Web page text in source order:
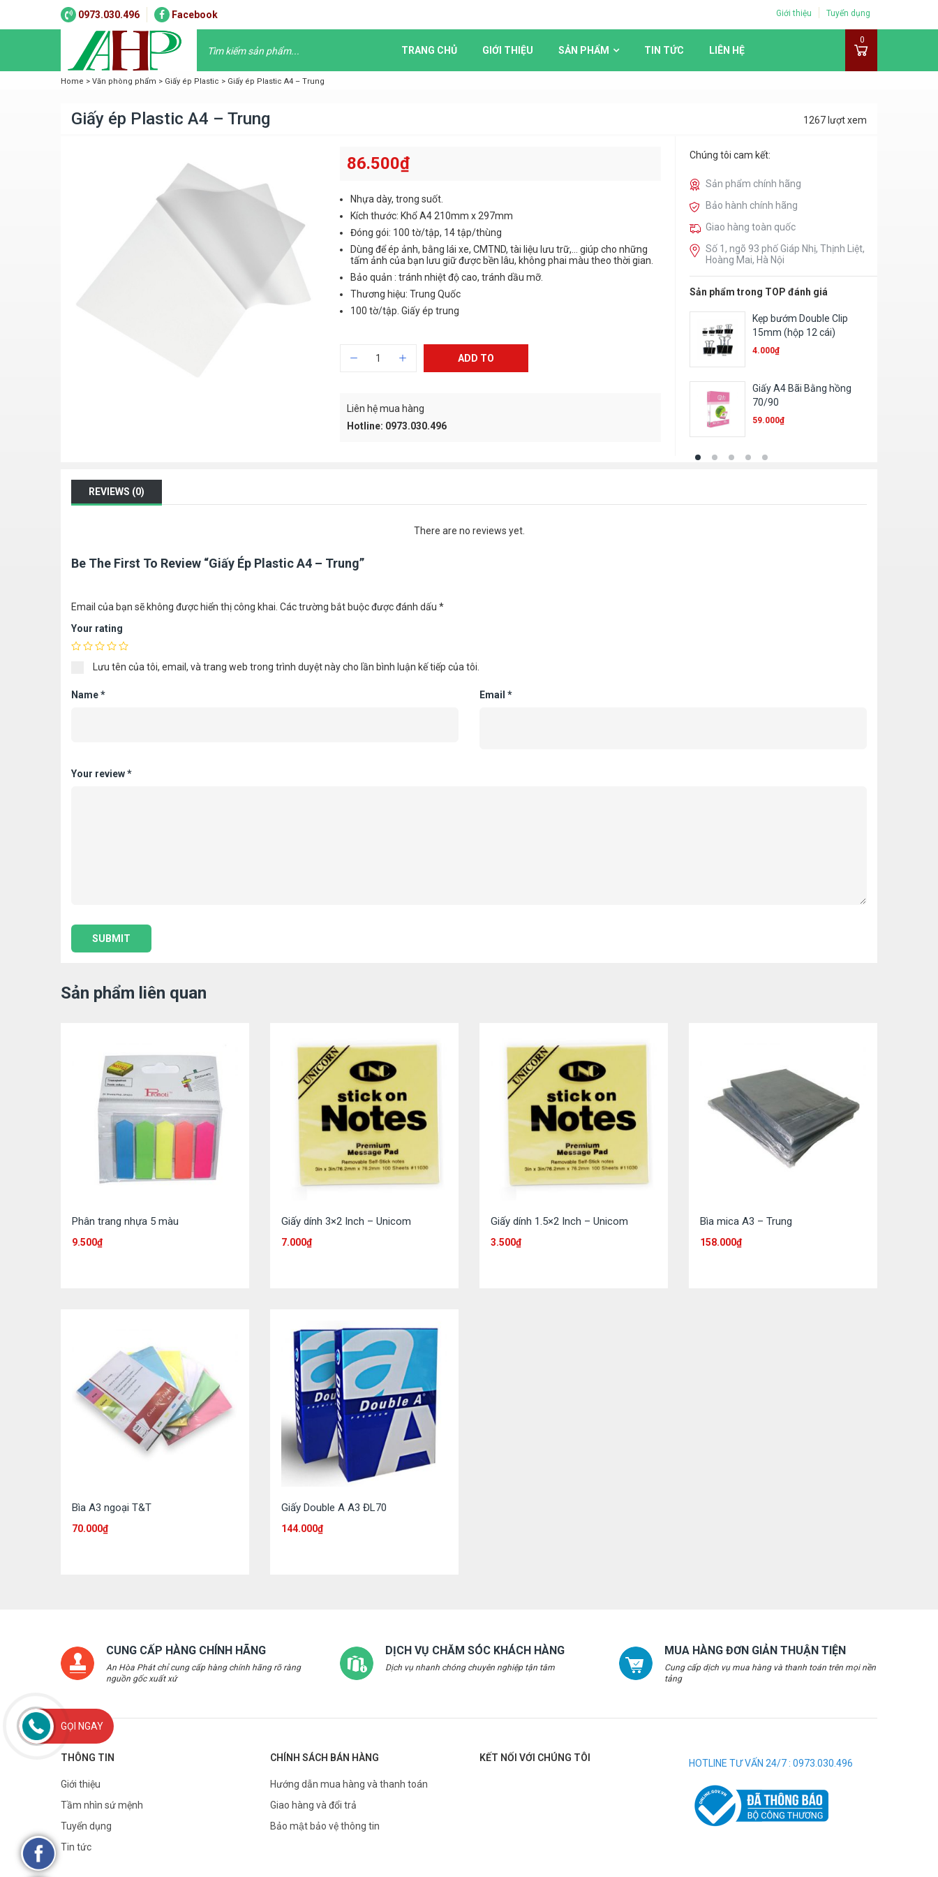
0973.030.496 Facebook Giới thiệu Tuyển dụng
TRANG CHỦ GIỚI THIỆU SẢN PHẨM TIN TỨC LIÊN HỆ
0
Home > Văn phòng phẩm > Giấy ép Plastic > Giấy ép Plastic A4 – Trung
Giấy ép Plastic A4 – Trung 1267 lượt xem
86.500₫
Nhựa dày, trong suốt.
Kích thước: Khổ A4 210mm x 297mm
Đóng gói: 100 tờ/tập, 14 tập/thùng
Dùng để ép ảnh, bằng lái xe, CMTND, tài liệu lưu trữ,… giúp cho những
tấm ảnh của bạn lưu giữ được bền lâu, không phai màu theo thời gian.
Bảo quản : tránh nhiệt độ cao, tránh dầu mỡ.
Thương hiệu: Trung Quốc
100 tờ/tập. Giấy ép trung
ADD TO
Liên hệ mua hàng
Hotline: 0973.030.496
Chúng tôi cam kết:
Sản phẩm chính hãng
Bảo hành chính hãng
Giao hàng toàn quốc
Số 1, ngõ 93 phố Giáp Nhị, Thịnh Liệt,
Hoàng Mai, Hà Nội
Sản phẩm trong TOP đánh giá
Kẹp bướm Double Clip
15mm (hộp 12 cái)
4.000₫
Giấy A4 Bãi Bằng hồng
70/90
59.000₫
REVIEWS (0)
There are no reviews yet.
Be The First To Review “Giấy Ép Plastic A4 – Trung”
Email của bạn sẽ không được hiển thị công khai. Các trường bắt buộc được đánh dấu *
Your rating
Lưu tên của tôi, email, và trang web trong trình duyệt này cho lần bình luận kế tiếp của tôi.
Name* Email *
Your review*
Sản phẩm liên quan
Phân trang nhựa 5 màu
9.500₫
Giấy dính 3×2 Inch – Unicom
7.000₫
Giấy dính 1.5×2 Inch – Unicom
3.500₫
Bìa mica A3 – Trung
158.000₫
Bìa A3 ngoại T&T
70.000₫
Giấy Double A A3 ĐL70
144.000₫
CUNG CẤP HÀNG CHÍNH HÃNG
An Hòa Phát chỉ cung cấp hàng chính hãng rõ ràng
nguồn gốc xuất xứ
DỊCH VỤ CHĂM SÓC KHÁCH HÀNG
Dịch vụ nhanh chóng chuyên nghiệp tận tâm
MUA HÀNG ĐƠN GIẢN THUẬN TIỆN
Cung cấp dịch vụ mua hàng và thanh toán trên mọi nền
tảng
THÔNG TIN
Giới thiệu
Tầm nhìn sứ mệnh
Tuyển dụng
Tin tức
CHÍNH SÁCH BÁN HÀNG
Hướng dẫn mua hàng và thanh toán
Giao hàng và đổi trả
Bảo mật bảo vệ thông tin
KẾT NỐI VỚI CHÚNG TÔI HOTLINE TƯ VẤN 24/7 : 0973.030.496
GỌI NGAY